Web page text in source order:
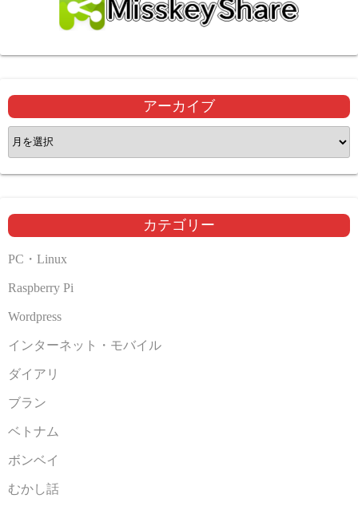
アーカイブ
ア
ー
カ
ブ
カテゴリー
PC・Linux
Raspberry Pi
Wordpress
インターネット・モバイル
ダイアリ
ブラン
ベトナム
ボンベイ
むかし話